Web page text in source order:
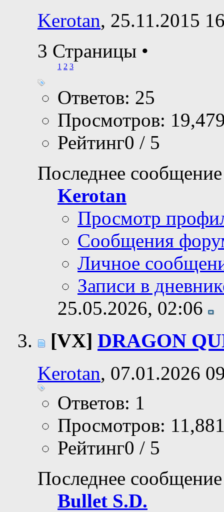
Kerotan, 25.11.2015
3 Страницы •
1 2 3
Ответов: 25
Просмотров:
Рейтинг0 / 5
Последнее
Kerotan
Просмотр
Сообщения
Личное
Записи в
25.05.2026, 02:06
[VX] DRAGON
Kerotan, 07.01.2026
Ответов: 1
Просмотров:
Рейтинг0 / 5
Последнее
Bullet S.D.